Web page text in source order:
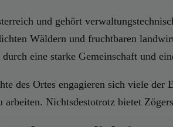
und gehört
Wäldern und fruchtbaren
eine starke Gemeinschaft und
des Ortes engagieren sich viele
Nichtsdestotrotz bietet